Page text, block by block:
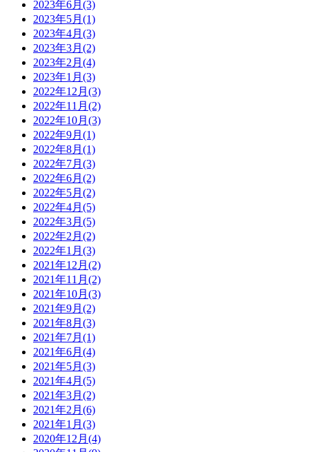
2023年6月(3)
2023年5月(1)
2023年4月(3)
2023年3月(2)
2023年2月(4)
2023年1月(3)
2022年12月(3)
2022年11月(2)
2022年10月(3)
2022年9月(1)
2022年8月(1)
2022年7月(3)
2022年6月(2)
2022年5月(2)
2022年4月(5)
2022年3月(5)
2022年2月(2)
2022年1月(3)
2021年12月(2)
2021年11月(2)
2021年10月(3)
2021年9月(2)
2021年8月(3)
2021年7月(1)
2021年6月(4)
2021年5月(3)
2021年4月(5)
2021年3月(2)
2021年2月(6)
2021年1月(3)
2020年12月(4)